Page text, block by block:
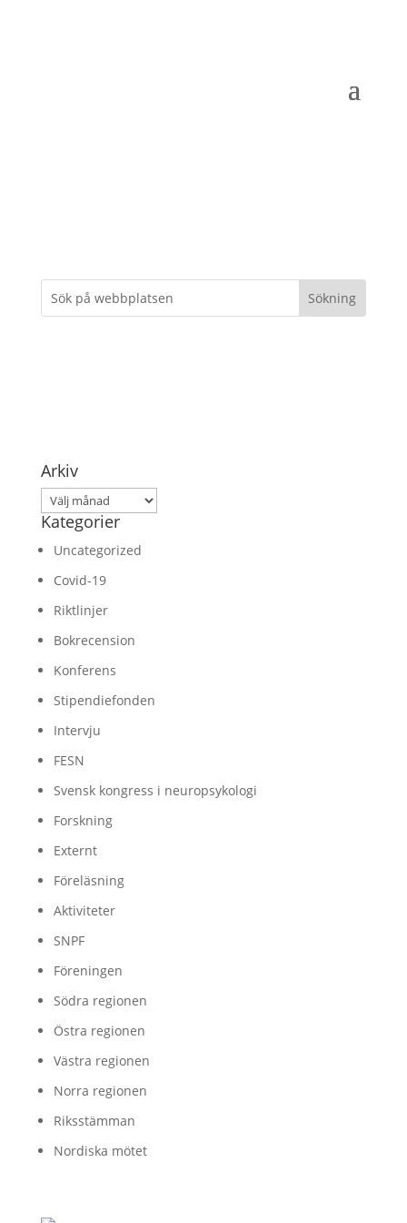
Arkiv
Arkiv
Kategorier
Uncategorized
Covid-19
Riktlinjer
Bokrecension
Konferens
Stipendiefonden
Intervju
FESN
Svensk kongress i neuropsykologi
Forskning
Externt
Föreläsning
Aktiviteter
SNPF
Föreningen
Södra regionen
Östra regionen
Västra regionen
Norra regionen
Riksstämman
Nordiska mötet